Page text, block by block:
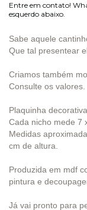
Entre em contato!
esquerdo abaixo.
Sabe aquele
Que tal presentear
Criamos também
Consulte os valores.
Plaquinha
Cada nicho mede 7
Medidas
cm de altura.
Produzida em mdf
pintura e
Já vai pronto para